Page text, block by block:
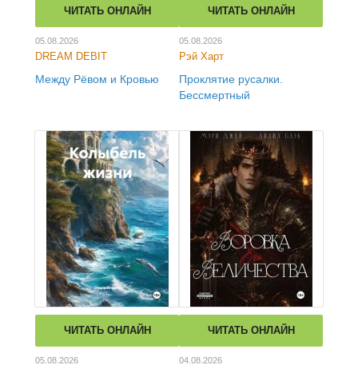
ЧИТАТЬ ОНЛАЙН
05.08.2026
DREAM DEBIT
Между Рёвом и Кровью
ЧИТАТЬ ОНЛАЙН
05.08.2026
Рэй Харт
Проклятие русалки.
Бессмертный
ЧИТАТЬ ОНЛАЙН
05.08.2026
ЧИТАТЬ ОНЛАЙН
04.08.2026